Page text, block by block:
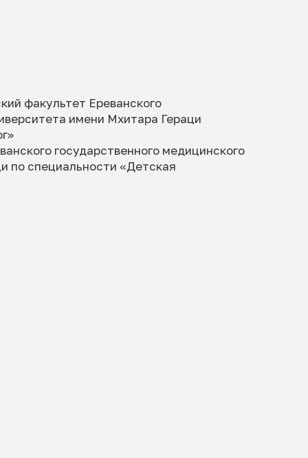
факультет Ереванского
имени Мхитара Гераци
государственного медицинского
по специальности «Детская